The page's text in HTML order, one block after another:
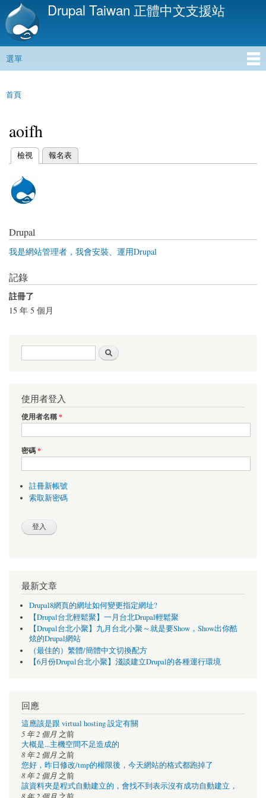
移
內
Drupal Taiwan 正體中文支援站
主選單
選單
您在這裡
首頁
aoifh
主要索引標籤
檢視
(作用中頁籤) 報名表
Drupal
我是網站管理者，我會安裝、運用Drupal
記錄
註冊了
15 年 5 個月
搜尋表單
使用者登入
使用者名稱*
密碼*
註冊新帳號
索取新密碼
最新文章
Drupal8網頁的網址如何變更指定網址?
【Drupal台北輕鬆聚】一月台北Drupal輕鬆聚
【Drupal台北小聚】九月台北小聚～就是要Show，Show出你酷
炫的Drupal網站
（最佳的）繁體/簡體中文切換配方
【6月份Drupal台北小聚】淺談建立Drupal的各種運行環境
回應
這應該是跟 virtual hosting 設定有關
5 年 2 個月 之前
大概是...主機空間不足造成的
8 年 2 個月 之前
您好，昨日修改/tmp的權限後，今天網站的格式都跑掉了
8 年 2 個月 之前
該資料夾是程式自動建立的，會找不到表示沒有成功自動建立，
8 年 2 個月